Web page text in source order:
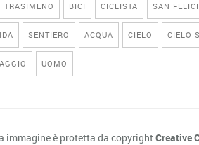
TRASIMENO BICI CICLISTA SAN
SENTIERO ACQUA CIELO CIELO
UOMO
immagine è protetta da copyrightCreative